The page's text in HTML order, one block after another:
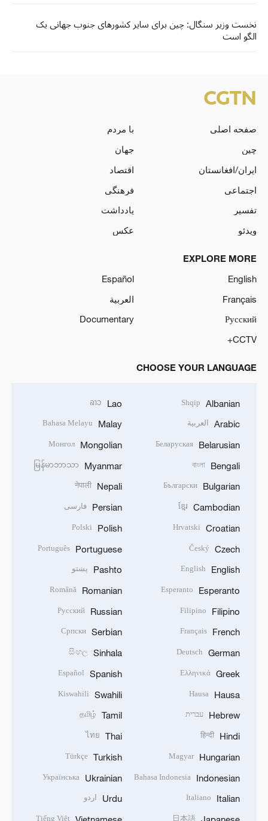
نخست وزیر سنگال: چین برای سایر کشورهای جنوب جهانی یک
الگو است
صفحه اصلی
با مردم
چین
جهان
ایران/افغانستان
اقتصاد
اجتماعی
فرهنگی
تفسیر
یادداشت
ویدئو
عکس
EXPLORE MORE
English
Español
Français
العربية
Русский
Documentary
CCTV+
CHOOSE YOUR LANGUAGE
Albanian
Shqip
Arabic العربية
Belarusian
Беларуская
Bengali
বাংলা
Bulgarian
Български
Cambodian
ខ្មែរ
Croatian
Hrvatski
Czech
Český
English
English
Esperanto
Esperanto
Filipino
Filipino
French
Français
German
Deutsch
Greek
Ελληνικά
Hausa
Hausa
Hebrew עברית
Hindi
हिन्दी
Hungarian
Magyar
Indonesian
Bahasa Indonesia
Italian
Italiano
日本語
Lao
ລາວ
Malay
Bahasa Melayu
Mongolian
Монгол
Myanmar
မြန်မာဘာသာ
Nepali
नेपाली
Persian فارسی
Polish
Polski
Portuguese
Português
Pashto پښتو
Romanian
Română
Russian
Русский
Serbian
Српски
Sinhala
සිංහල
Spanish
Español
Swahili
Kiswahili
Tamil
தமிழ்
Thai
ไทย
Turkish
Türkçe
Ukrainian
Українська
Urdu اردو
Tiếng Việt